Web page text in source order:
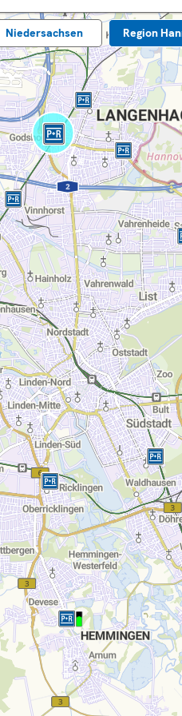
Nieder­sachsen Region